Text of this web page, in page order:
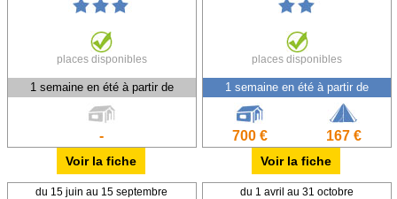
places disponibles
1 semaine en été à partir de
-
Voir la fiche
places disponibles
1 semaine en été à partir de
700 € 167 €
Voir la fiche
du 15 juin au 15 septembre du 1 avril au 31 octobre